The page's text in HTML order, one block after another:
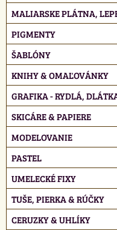
MALIARSKE PLÁTNA,
PIGMENTY
ŠABLÓNY
KNIHY & OMAĽOVÁNKY
GRAFIKA - RYDLÁ,
SKICÁRE & PAPIERE
MODELOVANIE
PASTEL
UMELECKÉ FIXY
TUŠE, PIERKA & RÚČKY
CERUZKY & UHLÍKY